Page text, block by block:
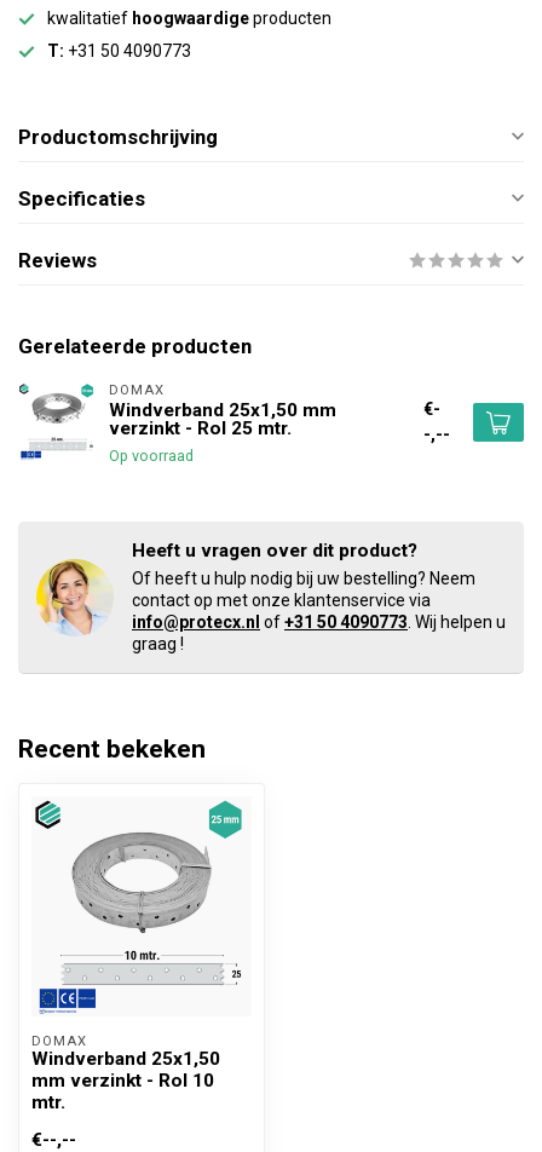
kwalitatief hoogwaardigeproducten
T: +31 50 4090773
Productomschrijving
Specificaties
Reviews
Gerelateerde producten
DOMAX
Windverband 25x1,50 mm
verzinkt - Rol 25 mtr.
Op voorraad
€-
-,--
Heeft u vragen over dit product?
Of heeft u hulp nodig bij uw bestelling? Neem
contact op met onze klantenservice via
info@protecx.nl of+31 50 4090773 . Wij helpen u
graag !
Recent bekeken
DOMAX
Windverband 25x1,50
mm verzinkt - Rol 10
mtr.
€--,--